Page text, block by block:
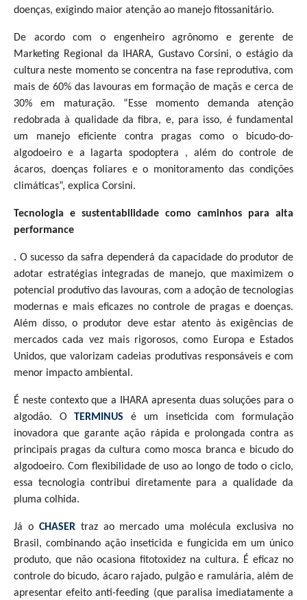
doenças, exigindo maior atenção ao manejo fitossanitário.
De acordo com o engenheiro agrônomo e gerente de
Marketing Regional da IHARA, Gustavo Corsini, o estágio da
cultura neste momento se concentra na fase reprodutiva, com
mais de 60% das lavouras em formação de maçãs e cerca de
30% em maturação. “Esse momento demanda atenção
redobrada à qualidade da fibra, e, para isso, é fundamental
um manejo eficiente contra pragas como o bicudo-do-
algodoeiro e a lagarta spodoptera , além do controle de
ácaros, doenças foliares e o monitoramento das condições
climáticas”, explica Corsini.
Tecnologia e sustentabilidade como caminhos para alta
performance
. O sucesso da safra dependerá da capacidade do produtor de
adotar estratégias integradas de manejo, que maximizem o
potencial produtivo das lavouras, com a adoção de tecnologias
modernas e mais eficazes no controle de pragas e doenças.
Além disso, o produtor deve estar atento às exigências de
mercados cada vez mais rigorosos, como Europa e Estados
Unidos, que valorizam cadeias produtivas responsáveis e com
menor impacto ambiental.
É neste contexto que a IHARA apresenta duas soluções para o
algodão. OTERMINUS
é um inseticida com formulação
inovadora que garante ação rápida e prolongada contra as
principais pragas da cultura como mosca branca e bicudo do
algodoeiro. Com flexibilidade de uso ao longo de todo o ciclo,
essa tecnologia contribui diretamente para a qualidade da
pluma colhida.
Já o CHASER traz ao mercado uma molécula exclusiva no
Brasil, combinando ação inseticida e fungicida em um único
produto, que não ocasiona fitotoxidez na cultura. É eficaz no
controle do bicudo, ácaro rajado, pulgão e ramulária, além de
apresentar efeito anti-feeding (que paralisa imediatamente a